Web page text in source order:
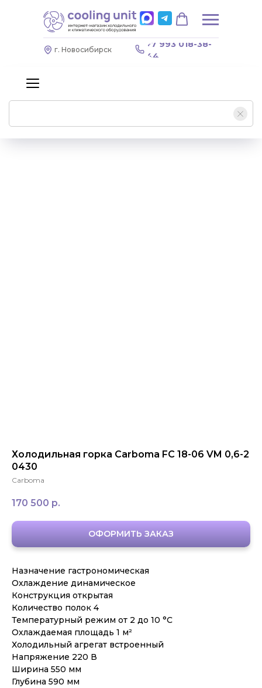
+7 993 018-38-
44
г. Новосибирск
Холодильная горка Carboma FC 18-06 VM 0,6-2
0430
Carboma
170 500 р.
ОФОРМИТЬ ЗАКАЗ
Назначение гастрономическая
Охлаждение динамическое
Конструкция открытая
Количество полок 4
Температурный режим от 2 до 10 °C
Охлаждаемая площадь 1 м²
Холодильный агрегат встроенный
Напряжение 220 В
Ширина 550 мм
Глубина 590 мм